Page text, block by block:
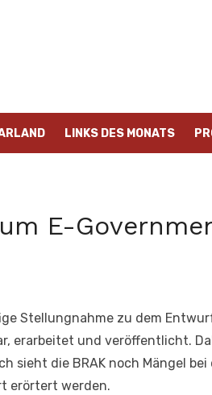
LINKS DES MONATS
E-
Stellungnahme zu dem
erarbeitet und veröffentlicht.
sieht die BRAK noch Mängel
erörtert werden.